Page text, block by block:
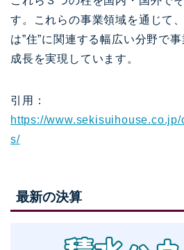
す。これらの事業領域を通じて
は”住”に関連する幅広い分野で
成長を実現しています。
引用：
https://
s/
最新の決算